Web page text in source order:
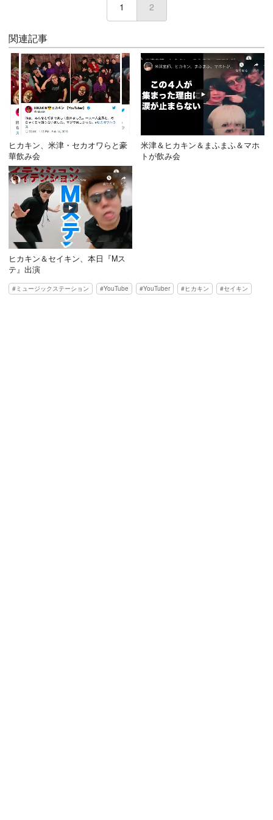
1 2
関連記事
ヒカキン、米津・セカオワらと豪
華飲み会
米津＆ヒカキン＆まふまふ＆マホ
トが飲み会
ヒカキン＆セイキン、本日『Mス
テ』出演
ミュージックステーション YouTube YouTuber ヒカキン セイキン